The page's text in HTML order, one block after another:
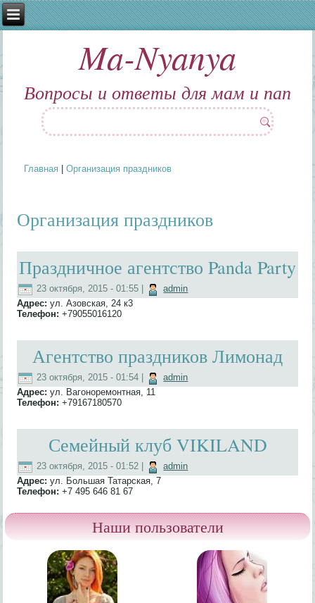
Ma-Nyanya
Вопросы и ответы для мам и пап
Вы здесь
Главная| Организация праздников
Организация праздников
Праздничное агентство Panda Party
23 октября, 2015 - 01:55
admin
Адрес:ул. Азовская, 24 к3
Телефон:+79055016120
Агентство праздников Лимонад
23 октября, 2015 - 01:54
admin
Адрес:ул. Вагоноремонтная, 11
Телефон:+79167180570
Семейный клуб VIKILAND
23 октября, 2015 - 01:52
admin
Адрес:ул. Большая Татарская, 7
Телефон:+7 495 646 81 67
Наши пользователи